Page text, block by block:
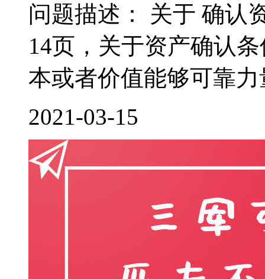
问题描述： 关于 确认
14页，关于资产确认
本或者价值能够可靠
2021-03-15